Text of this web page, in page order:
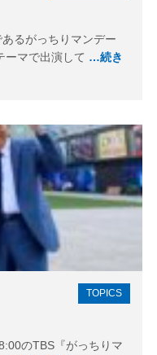
るがっちりマンデー
ーマで出演して …続き
TOPICS
のTBS『がっちりマ